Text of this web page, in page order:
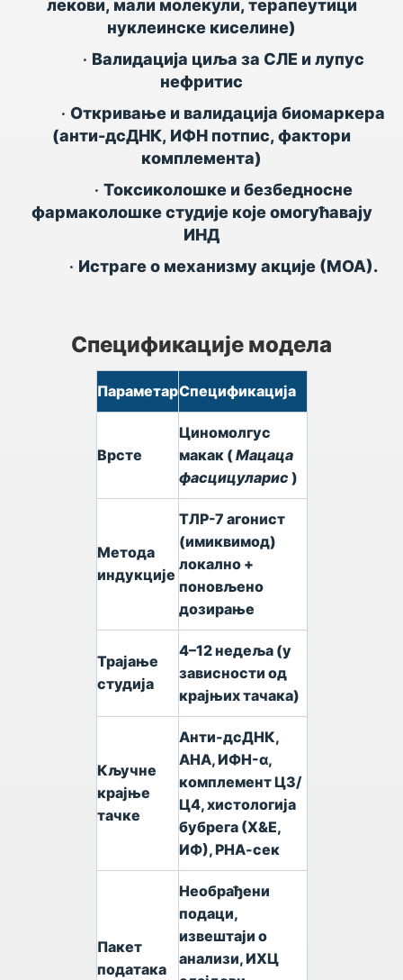
лекови, мали молекули, терапеутици
нуклеинске киселине)
• Валидација циља за СЛЕ и лупус
нефритис
• Откривање и валидација биомаркера
(анти-дсДНК, ИФН потпис, фактори
комплемента)
• Токсиколошке и безбедносне
фармаколошке студије које омогућавају
ИНД
• Истраге о механизму акције (МОА).
Спецификације модела
ПараметарСпецификација
Врсте
Циномолгус
макак (Мацаца
фасцицуларис )
Метода
индукције
ТЛР-7 агонист
(имиквимод)
локално +
поновљено
дозирање
Трајање
студија
4–12 недеља (у
зависности од
крајњих тачака)
Кључне
крајње
тачке
Анти-дсДНК,
АНА, ИФН-α,
комплемент Ц3/
Ц4, хистологија
бубрега (Х&Е,
ИФ), РНА-сек
Пакет
података
Необрађени
подаци,
извештаји о
анализи, ИХЦ